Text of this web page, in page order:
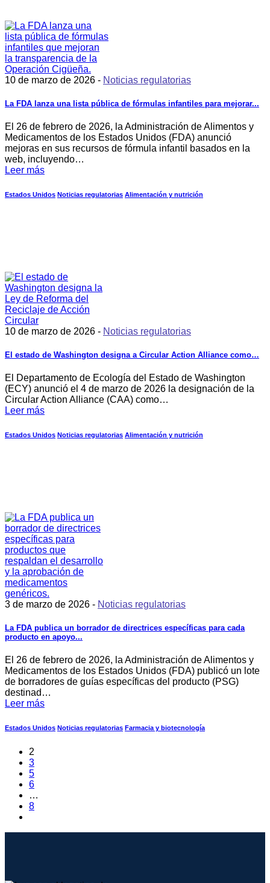
10 de marzo de 2026 - Noticias regulatorias
La FDA lanza una lista pública de fórmulas infantiles para mejorar...
El 26 de febrero de 2026, la Administración de Alimentos y
Medicamentos de los Estados Unidos (FDA) anunció
mejoras en sus recursos de fórmula infantil basados en la
web, incluyendo…
Leer más
Estados Unidos Noticias regulatorias Alimentación y nutrición
10 de marzo de 2026 - Noticias regulatorias
El estado de Washington designa a Circular Action Alliance como…
El Departamento de Ecología del Estado de Washington
(ECY) anunció el 4 de marzo de 2026 la designación de la
Circular Action Alliance (CAA) como…
Leer más
Estados Unidos Noticias regulatorias Alimentación y nutrición
3 de marzo de 2026 - Noticias regulatorias
La FDA publica un borrador de directrices específicas para cada
producto en apoyo...
El 26 de febrero de 2026, la Administración de Alimentos y
Medicamentos de los Estados Unidos (FDA) publicó un lote
de borradores de guías específicas del producto (PSG)
destinad…
Leer más
Estados Unidos Noticias regulatorias Farmacia y biotecnología
2
3
5
6
…
8